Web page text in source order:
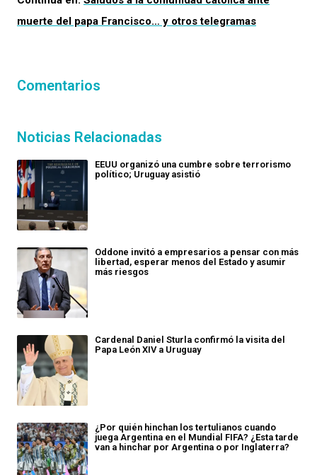
muerte del papa Francisco… y otros telegramas
Comentarios
Noticias Relacionadas
EEUU organizó una cumbre sobre terrorismo
político; Uruguay asistió
Oddone invitó a empresarios a pensar con más
libertad, esperar menos del Estado y asumir
más riesgos
Cardenal Daniel Sturla confirmó la visita del
Papa León XIV a Uruguay
¿Por quién hinchan los tertulianos cuando
juega Argentina en el Mundial FIFA? ¿Esta tarde
van a hinchar por Argentina o por Inglaterra?